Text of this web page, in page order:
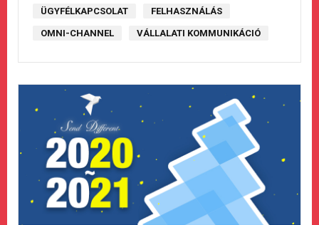
ÜGYFÉLKAPCSOLAT FELHASZNÁLÁS
OMNI-CHANNEL VÁLLALATI KOMMUNIKÁCIÓ